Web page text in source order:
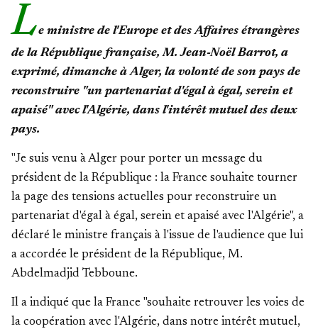
Le ministre de l'Europe et des Affaires étrangères
de la République française, M. Jean-Noël Barrot, a
exprimé, dimanche à Alger, la volonté de son pays de
reconstruire "un partenariat d'égal à égal, serein et
apaisé" avec l'Algérie, dans l'intérêt mutuel des deux
pays.
"Je suis venu à Alger pour porter un message du
président de la République : la France souhaite tourner
la page des tensions actuelles pour reconstruire un
partenariat d'égal à égal, serein et apaisé avec l'Algérie", a
déclaré le ministre français à l'issue de l'audience que lui
a accordée le président de la République, M.
Abdelmadjid Tebboune.
Il a indiqué que la France "souhaite retrouver les voies de
la coopération avec l'Algérie, dans notre intérêt mutuel,